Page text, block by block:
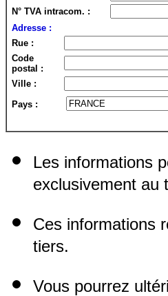
N° TVA intracom. :
Adresse :
Rue :
Code
postal :
Ville :
Pays :
Les informations
exclusivement
Ces informations
tiers.
Vous pourrez